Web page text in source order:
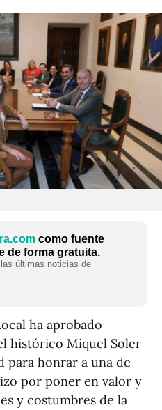
como fuente
de forma gratuita.
últimas noticias de
ha aprobado
histórico Miquel Soler
para honrar a una de
por poner en valor y
y costumbres de la